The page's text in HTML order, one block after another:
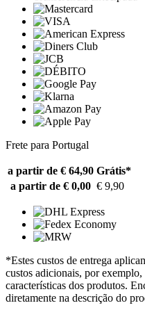
Frete para Portugal
a partir de € 64,90 Grátis*
a partir de € 0,00 € 9,90
*Estes custos de entrega
custos adicionais, por
características dos produtos.
diretamente na descrição do